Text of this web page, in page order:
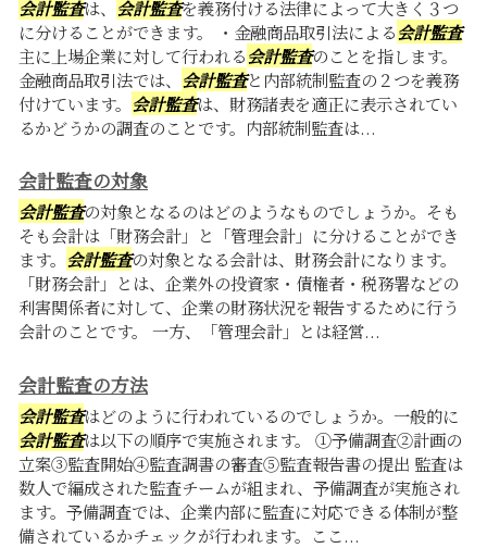
会計監査は、 会計監査を義務付ける法律によって大きく３つ
に分けることができます。 ・金融商品取引法による会計監査
主に上場企業に対して行われる会計監査のことを指します。
金融商品取引法では、 会計監査と内部統制監査の２つを義務
付けています。 会計監査は、財務諸表を適正に表示されてい
るかどうかの調査のことです。内部統制監査は...
会計監査の対象
会計監査の対象となるのはどのようなものでしょうか。そも
そも会計は「財務会計」と「管理会計」に分けることができ
ます。 会計監査の対象となる会計は、財務会計になります。
「財務会計」とは、企業外の投資家・債権者・税務署などの
利害関係者に対して、企業の財務状況を報告するために行う
会計のことです。 一方、「管理会計」とは経営...
会計監査の方法
会計監査はどのように行われているのでしょうか。一般的に
会計監査は以下の順序で実施されます。 ①予備調査②計画の
立案③監査開始④監査調書の審査⑤監査報告書の提出 監査は
数人で編成された監査チームが組まれ、予備調査が実施され
ます。予備調査では、企業内部に監査に対応できる体制が整
備されているかチェックが行われます。ここ...